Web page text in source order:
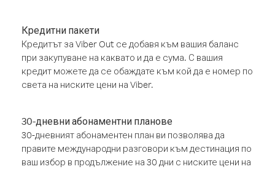
Кредитни пакети
Кредитът за Viber Out се добавя към вашия баланс
при закупуване на каквато и да е сума. С вашия
кредит можете да се обаждате към кой да е номер по
света на ниските цени на Viber.
30-дневни абонаментни планове
30-дневният абонаментен план ви позволява да
правите международни разговори към дестинация по
ваш избор в продължение на 30 дни с ниските цени на